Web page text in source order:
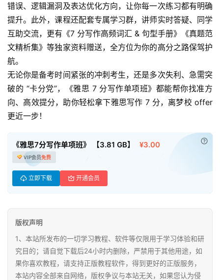
首
页
母
婴
早
教
A
教
程
源
资
料
小
学
错误、逻辑漏洞及表达优化方向，让你每一次练习都有明确
提升。此外，课程还配套专属学习群，讲师实时答疑、同学
互助交流，更有《7 分写作高频词汇 & 句型手册》《真题范
文精析集》等独家资料赠送，全方位为你的高分之路保驾护
航。
无论你是备考时间紧张的冲刺考生，还是多次失利、急需突
破的 “卡分党”，《雅思 7 分写作单项班》都能帮你找准方
向、高效提分，助你轻松拿下雅思写作 7 分，离梦校 offer
更近一步！
《雅思7分写作单项班》 【3.81 GB】 ¥3.00
VIP会员免费
立即下载 开通会员
版权声明
1、本站所发布的一切学习教程、软件等仅限用于学习体验和研
究目的；请自觉下载后24小时内删除，严禁用于其他用途，如
果你喜欢教程，请支持正版教程软件，得到更好的正版服务，
本站内容全部来自网络，版权争议与本站无关，如果您认为侵